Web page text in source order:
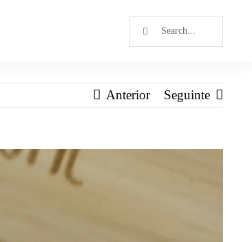
Anterior Seguinte